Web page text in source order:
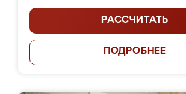
РАССЧИТАТЬ
ПОДРОБНЕЕ